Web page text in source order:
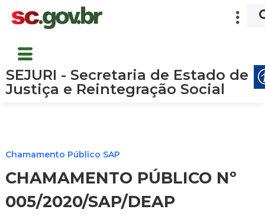
SEJURI - Secretaria de Estado de
Justiça e Reintegração Social
Chamamento Público SAP
CHAMAMENTO PÚBLICO Nº
005/2020/SAP/DEAP